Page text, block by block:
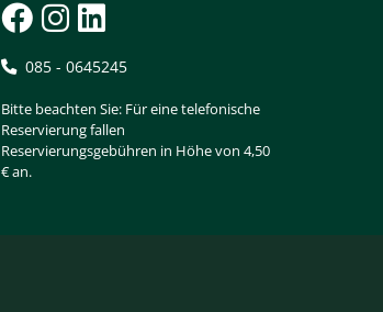
085 - 0645245
Bitte beachten Sie: Für eine telefonische
Reservierung fallen
Reservierungsgebühren in Höhe von 4,50
€ an.